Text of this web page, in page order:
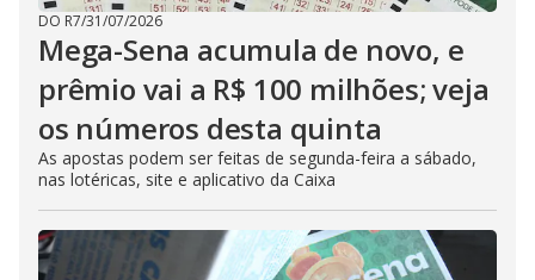
DO R7/31/07/2026
Mega-Sena acumula de novo, e
prêmio vai a R$ 100 milhões; veja
os números desta quinta
As apostas podem ser feitas de segunda-feira a sábado,
nas lotéricas, site e aplicativo da Caixa